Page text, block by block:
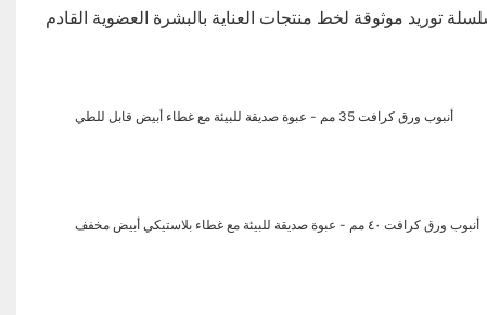
أنبوب ورق كرافت 35 مم - عبوة صديقة للبيئة مع غطاء أبيض قابل للطي
أنبوب ورق كرافت ٤٠ مم - عبوة صديقة للبيئة مع غطاء بلاستيكي أبيض مخفف